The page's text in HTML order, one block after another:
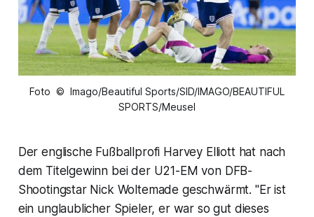
Foto © Imago/Beautiful Sports/SID/IMAGO/BEAUTIFUL
SPORTS/Meusel
Der englische Fußballprofi Harvey Elliott hat nach
dem Titelgewinn bei der U21-EM von DFB-
Shootingstar Nick Woltemade geschwärmt. "Er ist
ein unglaublicher Spieler, er war so gut dieses